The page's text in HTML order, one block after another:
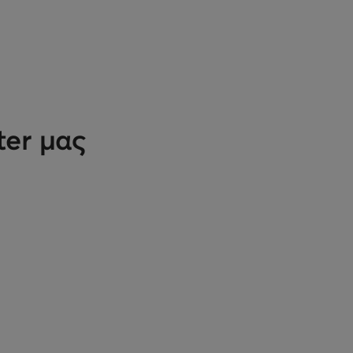
μας